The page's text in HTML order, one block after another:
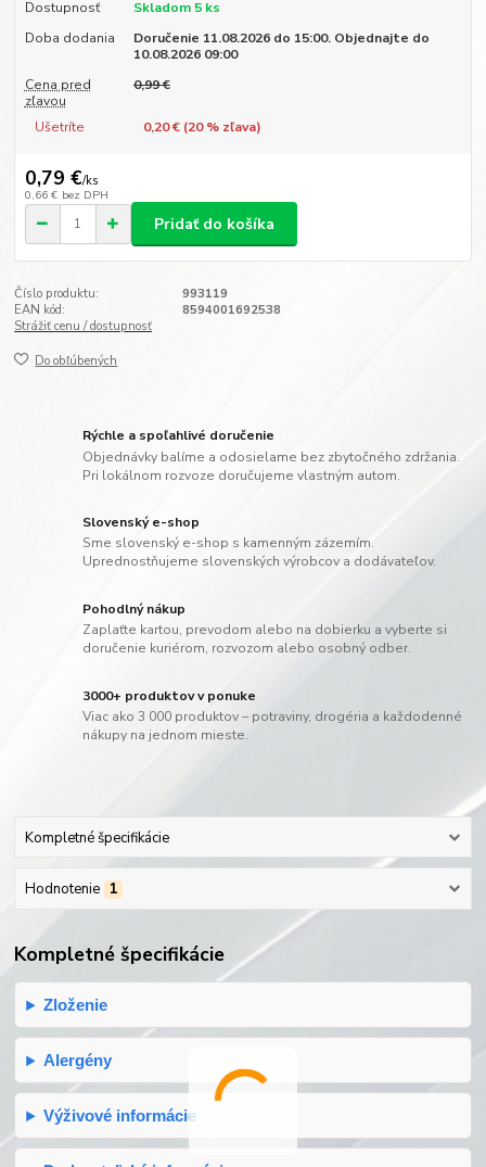
Dostupnosť
Skladom 5 ks
Doba dodania
Doručenie 11.08.2026 do 15:00. Objednajte do
10.08.2026 09:00
Cena pred
zľavou
0,99 €
Ušetríte 0,20 € (20% zľava)
0,79 €/ks
0,66 € bez DPH
Pridať do košíka
Číslo produktu:
993119
EAN kód:
8594001692538
Strážiť cenu / dostupnosť
Do obľúbených
Rýchle a spoľahlivé doručenie
Objednávky balíme a odosielame bez zbytočného zdržania.
Pri lokálnom rozvoze doručujeme vlastným autom.
Slovenský e-shop
Sme slovenský e-shop s kamenným zázemím.
Uprednostňujeme slovenských výrobcov a dodávateľov.
Pohodlný nákup
Zaplaťte kartou, prevodom alebo na dobierku a vyberte si
doručenie kuriérom, rozvozom alebo osobný odber.
3000+ produktov v ponuke
Viac ako 3 000 produktov – potraviny, drogéria a každodenné
nákupy na jednom mieste.
Kompletné špecifikácie
Hodnotenie 1
Kompletné špecifikácie
Zloženie
Alergény
Výživové informácie